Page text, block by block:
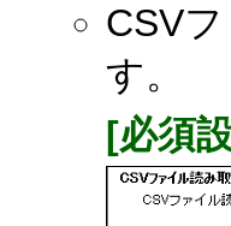
CSV
す。
[必須